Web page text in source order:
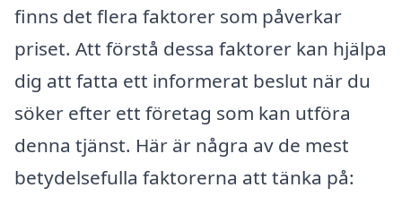
finns det flera faktorer som påverkar
priset. Att förstå dessa faktorer kan hjälpa
dig att fatta ett informerat beslut när du
söker efter ett företag som kan utföra
denna tjänst. Här är några av de mest
betydelsefulla faktorerna att tänka på: